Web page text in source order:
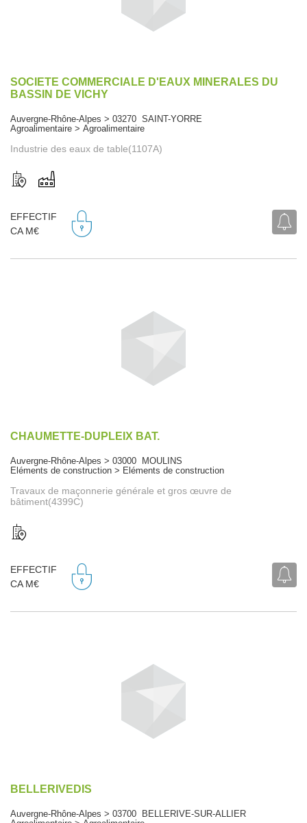
SOCIETE COMMERCIALE D'EAUX MINERALES DU
BASSIN DE VICHY
Auvergne-Rhône-Alpes > 03270 SAINT-YORRE
Agroalimentaire > Agroalimentaire
Industrie des eaux de table(1107A)
EFFECTIF
CA M€
CHAUMETTE-DUPLEIX BAT.
Auvergne-Rhône-Alpes > 03000 MOULINS
Eléments de construction > Eléments de construction
Travaux de maçonnerie générale et gros œuvre de
bâtiment(4399C)
EFFECTIF
CA M€
BELLERIVEDIS
Auvergne-Rhône-Alpes > 03700 BELLERIVE-SUR-ALLIER